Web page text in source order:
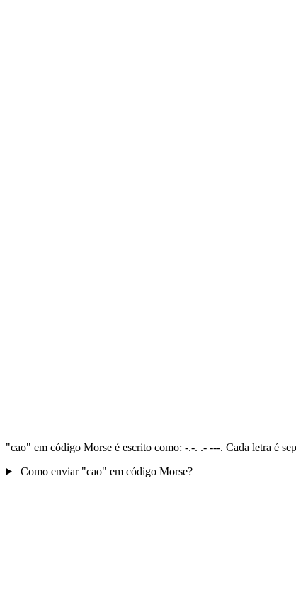
"cao" em código Morse é escrito como: -.-. .- ---. Cada letra é
Como enviar "cao" em código Morse?